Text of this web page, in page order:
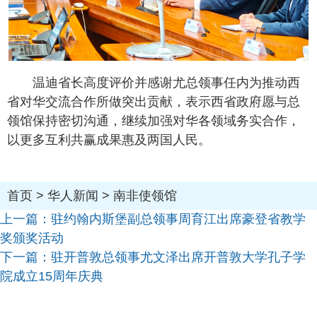
温迪省长高度评价并感谢尤总领事任内为推动西
省对华交流合作所做突出贡献，表示西省政府愿与总
领馆保持密切沟通，继续加强对华各领域务实合作，
以更多互利共赢成果惠及两国人民。
首页 > 华人新闻 > 南非使领馆
上一篇： 驻约翰内斯堡副总领事周育江出席豪登省教学
奖颁奖活动
下一篇： 驻开普敦总领事尤文泽出席开普敦大学孔子学
院成立15周年庆典